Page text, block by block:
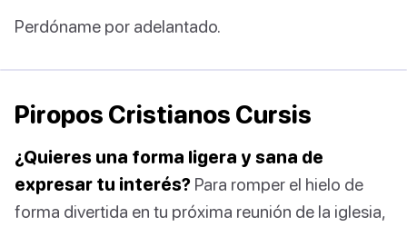
Perdóname por adelantado.
Piropos Cristianos Cursis
¿Quieres una forma ligera y sana de
expresar tu interés? Para romper el hielo de
forma divertida en tu próxima reunión de la iglesia,